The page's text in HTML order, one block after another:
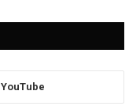
YouTube